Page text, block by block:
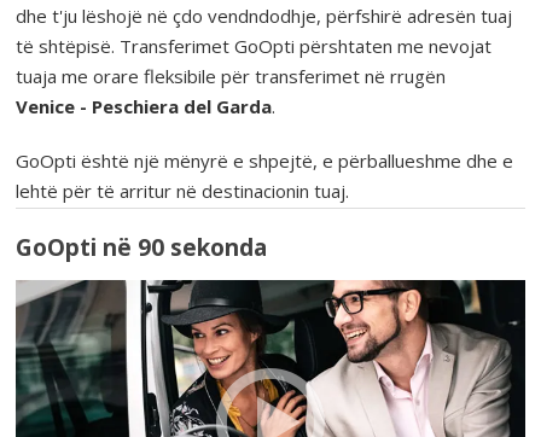
dhe t'ju lëshojë në çdo vendndodhje, përfshirë adresën tuaj
të shtëpisë. Transferimet GoOpti përshtaten me nevojat
tuaja me orare fleksibile për transferimet në rrugën
Venice - Peschiera del Garda.
GoOpti është një mënyrë e shpejtë, e përballueshme dhe e
lehtë për të arritur në destinacionin tuaj.
GoOpti në 90 sekonda